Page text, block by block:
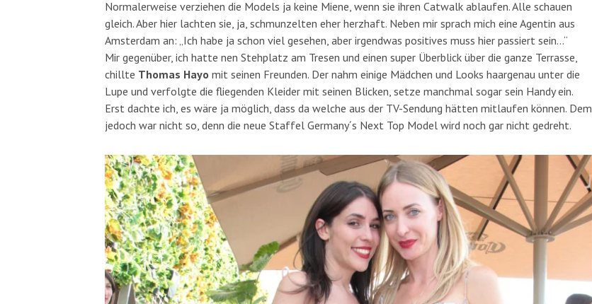
Normalerweise verziehen die Models ja keine Miene, wenn sie ihren Catwalk ablaufen. Alle schauen
gleich. Aber hier lachten sie, ja, schmunzelten eher herzhaft. Neben mir sprach mich eine Agentin aus
Amsterdam an: „Ich habe ja schon viel gesehen, aber irgendwas positives muss hier passiert sein…“
Mir gegenüber, ich hatte nen Stehplatz am Tresen und einen super Überblick über die ganze Terrasse,
chillte Thomas Hayo mit seinen Freunden. Der nahm einige Mädchen und Looks haargenau unter die
Lupe und verfolgte die fliegenden Kleider mit seinen Blicken, setze manchmal sogar sein Handy ein.
Erst dachte ich, es wäre ja möglich, dass da welche aus der TV-Sendung hätten mitlaufen können. Dem
jedoch war nicht so, denn die neue Staffel Germany´s Next Top Model wird noch gar nicht gedreht.